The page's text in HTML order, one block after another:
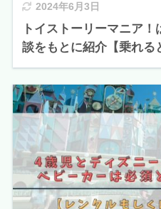
2024年6月3日
トイストーリーマニア
談をもとに紹介【乗れる